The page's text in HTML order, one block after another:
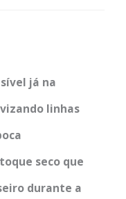
já na
linhas
seco que
durante a